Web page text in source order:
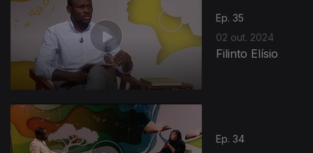
Ep. 35
02 out. 2024
Filinto Elísio
Ep. 34